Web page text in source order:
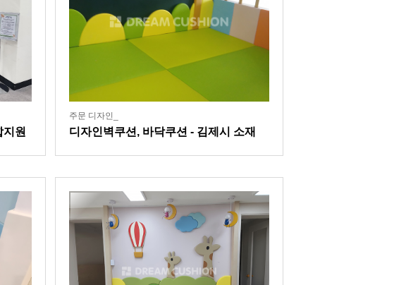
원
주문 디자인_
디자인벽쿠션, 바닥쿠션 - 김제시 소재